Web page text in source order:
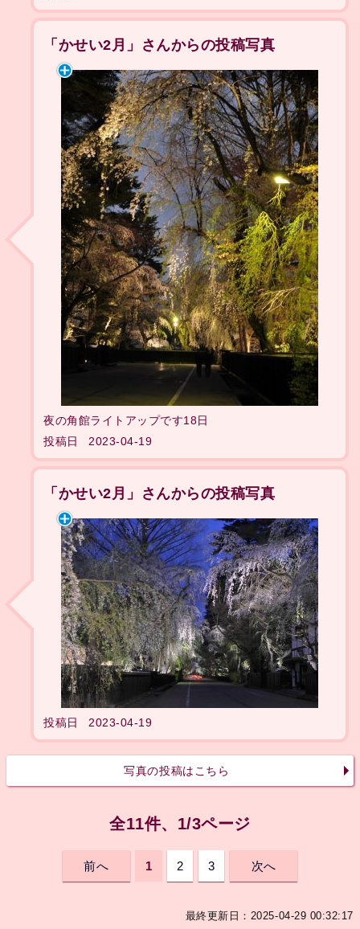
「かせい2月」さんからの投稿写真
夜の角館ライトアップです18日
投稿日
2023-04-19
「かせい2月」さんからの投稿写真
投稿日 2023-04-19
写真の投稿はこちら
全11件、1/3ページ
前へ 1 2 3 次へ
最終更新日：2025-04-29 00:32:17